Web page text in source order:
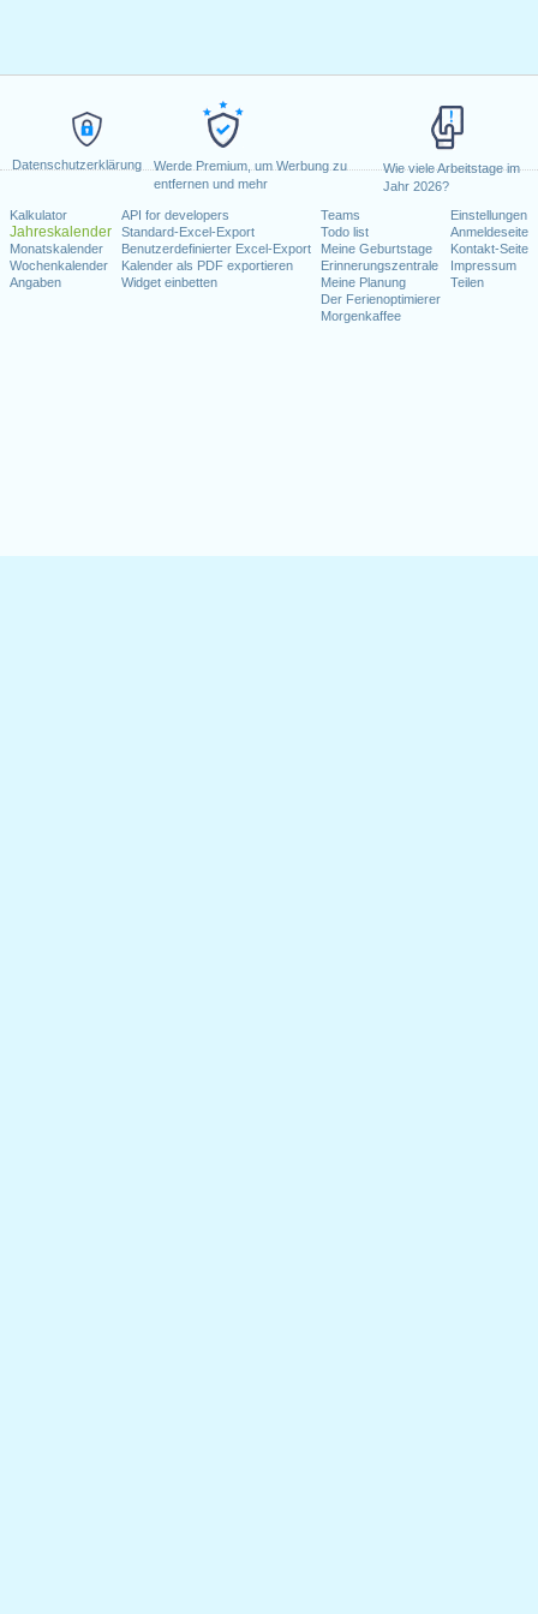
Datenschutzerklärung
Werde Premium, um Werbung zu
entfernen und mehr
Wie viele Arbeitstage im
Jahr 2026?
Kalkulator
Jahreskalender
Monatskalender
Wochenkalender
Angaben
API for developers
Standard-Excel-Export
Benutzerdefinierter Excel-Export
Kalender als PDF exportieren
Widget einbetten
Teams
Todo list
Meine Geburtstage
Erinnerungszentrale
Meine Planung
Der Ferienoptimierer
Morgenkaffee
Einstellungen
Anmeldeseite
Kontakt-Seite
Impressum
Teilen